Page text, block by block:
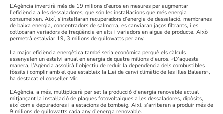
L’Agència invertirà més de 19 milions d’euros en mesures per augmentar
l’eficiència a les dessaladores, que són les instal·lacions que més energia
consumeixen. Així, s’instal·laran recuperadors d’energia de dessalació, membranes
de baixa energia, concentradors de salmorra, es canviaran jaços filtrants, i es
col·locaran variadors de freqüència en alta i variadors en aigua de producte. Això
permetrà estalviar 19, 3 milions de quilowatts per any.
La major eficiència energètica també seria econòmica perquè els càlculs
assenyalen un estalvi anual en energia de quatre milions d’euros. «D’aquesta
manera, l’Agència assolirà l’objectiu de reduir la dependència dels combustibles
fòssils i complir amb el que estableix la Llei de canvi climàtic de les Illes Balears»,
ha destacat el conseller Mir.
L’Agència, a més, multiplicarà per set la producció d’energia renovable actual
mitjançant la instal·lació de plaques fotovoltaiques a les dessaladores, dipòsits,
així com a depuradores i a estacions de bombeig. Així, s’arribaran a produir més de
9 milions de quilowatts cada any d’energia renovable.